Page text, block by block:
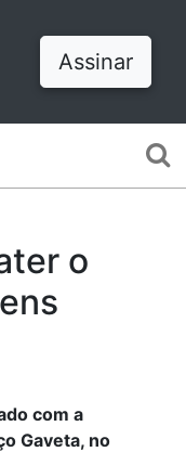
Assinar
o
com a
Gaveta, no